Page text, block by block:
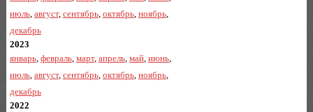
июль, август, сентябрь, октябрь, ноябрь,
декабрь
2023
январь, февраль, март, апрель, май, июнь,
июль, август, сентябрь, октябрь, ноябрь,
декабрь
2022